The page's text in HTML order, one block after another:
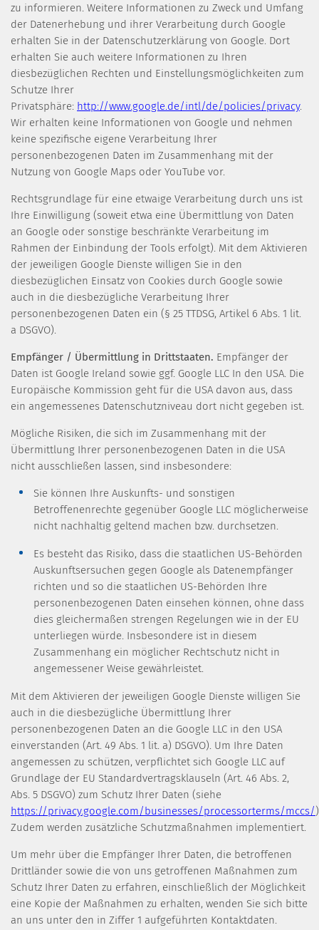
zu informieren. Weitere Informationen zu Zweck und Umfang
der Datenerhebung und ihrer Verarbeitung durch Google
erhalten Sie in der Datenschutzerklärung von Google. Dort
erhalten Sie auch weitere Informationen zu Ihren
diesbezüglichen Rechten und Einstellungsmöglichkeiten zum
Schutze Ihrer
Privatsphäre: http://www.google.de/intl/de/policies/privacy.
Wir erhalten keine Informationen von Google und nehmen
keine spezifische eigene Verarbeitung Ihrer
personenbezogenen Daten im Zusammenhang mit der
Nutzung von Google Maps oder YouTube vor.
Rechtsgrundlage für eine etwaige Verarbeitung durch uns ist
Ihre Einwilligung (soweit etwa eine Übermittlung von Daten
an Google oder sonstige beschränkte Verarbeitung im
Rahmen der Einbindung der Tools erfolgt). Mit dem Aktivieren
der jeweiligen Google Dienste willigen Sie in den
diesbezüglichen Einsatz von Cookies durch Google sowie
auch in die diesbezügliche Verarbeitung Ihrer
personenbezogenen Daten ein (§ 25 TTDSG, Artikel 6 Abs. 1 lit.
a DSGVO).
Empfänger / Übermittlung in Drittstaaten. Empfänger der
Daten ist Google Ireland sowie ggf. Google LLC In den USA. Die
Europäische Kommission geht für die USA davon aus, dass
ein angemessenes Datenschutzniveau dort nicht gegeben ist.
Mögliche Risiken, die sich im Zusammenhang mit der
Übermittlung Ihrer personenbezogenen Daten in die USA
nicht ausschließen lassen, sind insbesondere:
Sie können Ihre Auskunfts- und sonstigen
Betroffenenrechte gegenüber Google LLC möglicherweise
nicht nachhaltig geltend machen bzw. durchsetzen.
Es besteht das Risiko, dass die staatlichen US-Behörden
Auskunftsersuchen gegen Google als Datenempfänger
richten und so die staatlichen US-Behörden Ihre
personenbezogenen Daten einsehen können, ohne dass
dies gleichermaßen strengen Regelungen wie in der EU
unterliegen würde. Insbesondere ist in diesem
Zusammenhang ein möglicher Rechtschutz nicht in
angemessener Weise gewährleistet.
Mit dem Aktivieren der jeweiligen Google Dienste willigen Sie
auch in die diesbezügliche Übermittlung Ihrer
personenbezogenen Daten an die Google LLC in den USA
einverstanden (Art. 49 Abs. 1 lit. a) DSGVO). Um Ihre Daten
angemessen zu schützen, verpflichtet sich Google LLC auf
Grundlage der EU Standardvertragsklauseln (Art. 46 Abs. 2,
Abs. 5 DSGVO) zum Schutz Ihrer Daten (siehe
https://privacy.google.com/businesses/processorterms/mccs/
Zudem werden zusätzliche Schutzmaßnahmen implementiert.
Um mehr über die Empfänger Ihrer Daten, die betroffenen
Drittländer sowie die von uns getroffenen Maßnahmen zum
Schutz Ihrer Daten zu erfahren, einschließlich der Möglichkeit
eine Kopie der Maßnahmen zu erhalten, wenden Sie sich bitte
an uns unter den in Ziffer 1 aufgeführten Kontaktdaten.